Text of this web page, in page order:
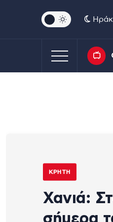
ΚΡΉΤΗ
Χανιά:
σήμερα